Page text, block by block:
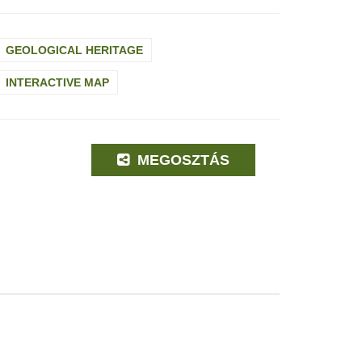
GEOLOGICAL HERITAGE
INTERACTIVE MAP
MEGOSZTÁS